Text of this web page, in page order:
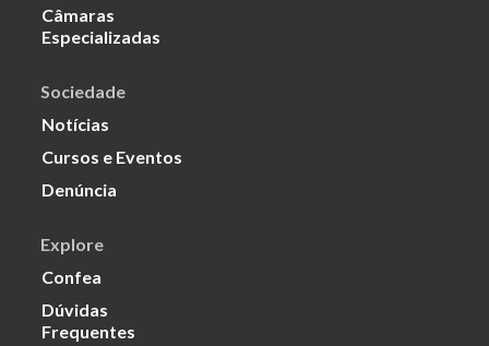
Câmaras
Especializadas
Sociedade
Notícias
Cursos e Eventos
Denúncia
Explore
Confea
Dúvidas
Frequentes